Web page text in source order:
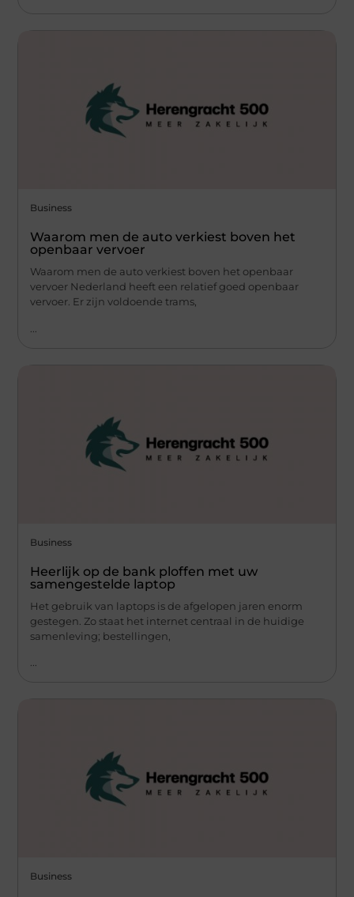
Business
Waarom men de auto verkiest boven het
openbaar vervoer
Waarom men de auto verkiest boven het openbaar
vervoer Nederland heeft een relatief goed openbaar
vervoer. Er zijn voldoende trams,
Business
Heerlijk op de bank ploffen met uw
samengestelde laptop
Het gebruik van laptops is de afgelopen jaren enorm
gestegen. Zo staat het internet centraal in de huidige
samenleving; bestellingen,
Business